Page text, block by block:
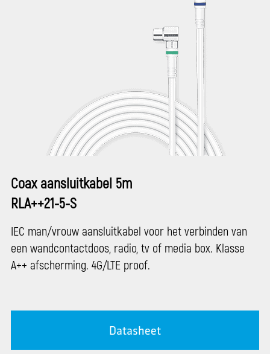
Coax aansluitkabel 5m
RLA++21-5-S
IEC man/vrouw aansluitkabel voor het verbinden van
een wandcontactdoos, radio, tv of media box. Klasse
A++ afscherming. 4G/LTE proof.
Datasheet